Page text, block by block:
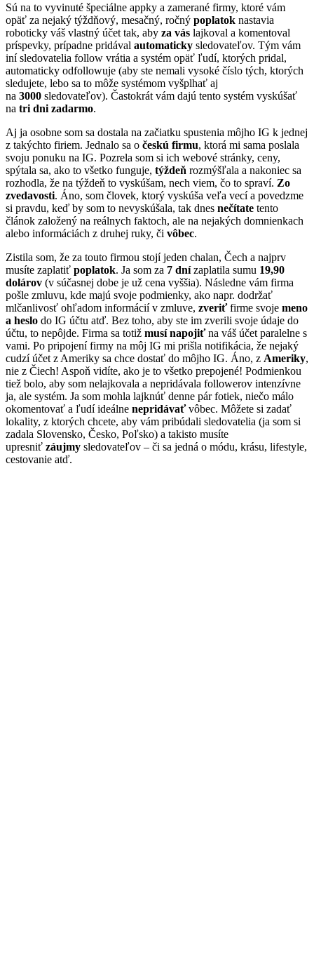
Sú na to vyvinuté špeciálne appky a zamerané firmy, ktoré vám
opäť za nejaký týždňový, mesačný, ročný poplatok nastavia
roboticky váš vlastný účet tak, aby za vás lajkoval a komentoval
príspevky, prípadne pridával automaticky sledovateľov. Tým vám
iní sledovatelia follow vrátia a systém opäť ľudí, ktorých pridal,
automaticky odfollowuje (aby ste nemali vysoké číslo tých, ktorých
sledujete, lebo sa to môže systémom vyšplhať aj
na 3000 sledovateľov). Častokrát vám dajú tento systém vyskúšať
na tri dni zadarmo.
Aj ja osobne som sa dostala na začiatku spustenia môjho IG k jednej
z takýchto firiem. Jednalo sa o českú firmu, ktorá mi sama poslala
svoju ponuku na IG. Pozrela som si ich webové stránky, ceny,
spýtala sa, ako to všetko funguje, týždeň rozmýšľala a nakoniec sa
rozhodla, že na týždeň to vyskúšam, nech viem, čo to spraví. Zo
zvedavosti. Áno, som človek, ktorý vyskúša veľa vecí a povedzme
si pravdu, keď by som to nevyskúšala, tak dnes nečítate tento
článok založený na reálnych faktoch, ale na nejakých domnienkach
alebo informáciách z druhej ruky, či vôbec.
Zistila som, že za touto firmou stojí jeden chalan, Čech a najprv
musíte zaplatiť poplatok. Ja som za 7 dnízaplatila sumu 19,90
dolárov (v súčasnej dobe je už cena vyššia). Následne vám firma
pošle zmluvu, kde majú svoje podmienky, ako napr. dodržať
mlčanlivosť ohľadom informácií v zmluve, zveriťfirme svoje meno
a heslo do IG účtu atď. Bez toho, aby ste im zverili svoje údaje do
účtu, to nepôjde. Firma sa totiž musí napojiťna váš účet paralelne s
vami. Po pripojení firmy na môj IG mi prišla notifikácia, že nejaký
cudzí účet z Ameriky sa chce dostať do môjho IG. Áno, z Ameriky,
nie z Čiech! Aspoň vidíte, ako je to všetko prepojené! Podmienkou
tiež bolo, aby som nelajkovala a nepridávala followerov intenzívne
ja, ale systém. Ja som mohla lajknúť denne pár fotiek, niečo málo
okomentovať a ľudí ideálne nepridávaťvôbec. Môžete si zadať
lokality, z ktorých chcete, aby vám pribúdali sledovatelia (ja som si
zadala Slovensko, Česko, Poľsko) a takisto musíte
upresniť záujmy sledovateľov – či sa jedná o módu, krásu, lifestyle,
cestovanie atď.